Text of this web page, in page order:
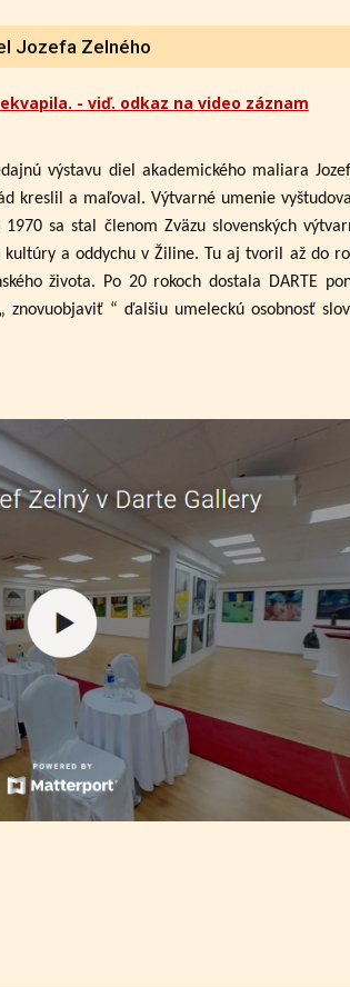
Jozefa Zelného
- viď. odkaz na video záznam
výstavu diel akademického maliara
kreslil a maľoval. Výtvarné umenie
sa stal členom Zväzu slovenských
a oddychu v Žiline. Tu aj tvoril až do
života. Po 20 rokoch dostala DARTE
“ ďalšiu umeleckú osobnosť